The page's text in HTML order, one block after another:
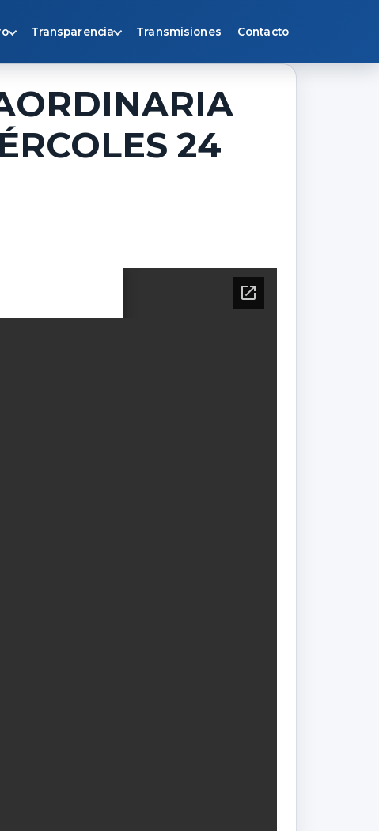
Transparencia Transmisiones Contacto
24